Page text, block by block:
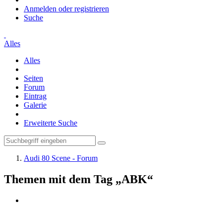
Anmelden oder registrieren
Suche
Alles
Alles
Seiten
Forum
Eintrag
Galerie
Erweiterte Suche
Audi 80 Scene - Forum
Themen mit dem Tag „ABK“